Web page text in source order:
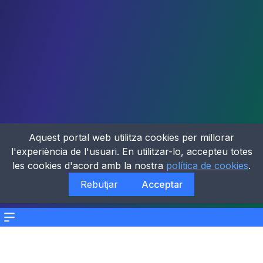
Menu
Aquest portal web utilitza cookies per millorar
l'experiència de l'usuari. En utilitzar-lo, accepteu totes
les cookies d'acord amb la nostra política de cookies.
Rebutjar
Acceptar